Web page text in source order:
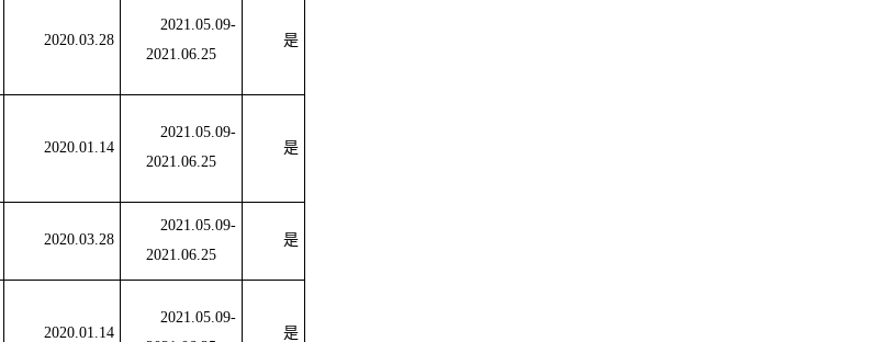
2020.03.28
2021.05.09-
2021.06.25
是
2020.01.14
2021.05.09-
2021.06.25
是
2020.03.28
2021.05.09-
2021.06.25
是
2020.01.14
2021.05.09-
是